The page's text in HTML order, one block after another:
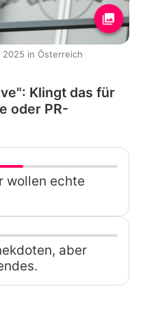
in Österreich
Klingt das für
oder PR-
wollen echte
aber